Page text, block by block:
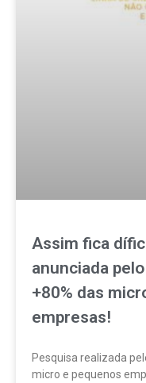
Assim fica
anunciada
+80% das
empresas!
Pesquisa realizada
micro e pequenos